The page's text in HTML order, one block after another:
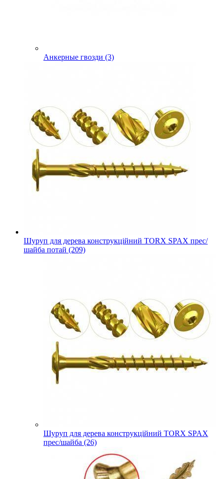
Анкерные гвозди (3)
Шуруп для дерева конструкційний TORX SPAX прес/
шайба потай (209)
Шуруп для дерева конструкційний TORX SPAX
прес/шайба (26)